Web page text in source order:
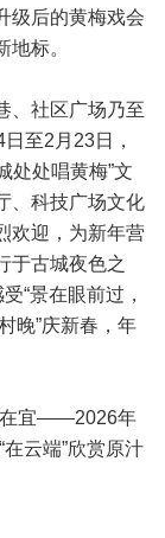
级后的黄梅戏会
标。
社区广场乃至
至2月23日，
处处唱黄梅”文
、科技广场文化
欢迎，为新年营
于古城夜色之
“景在眼前过，
晚”庆新春，年
宜——2026年
云端”欣赏原汁